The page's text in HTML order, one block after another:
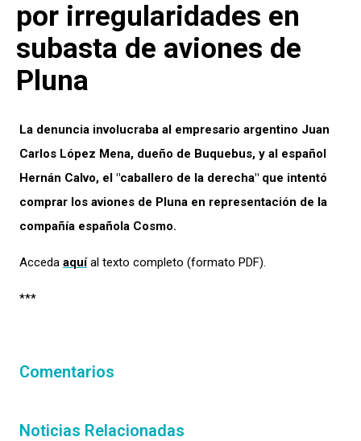
por irregularidades en
subasta de aviones de
Pluna
La denuncia involucraba al empresario argentino Juan
Carlos López Mena, dueño de Buquebus, y al español
Hernán Calvo, el "caballero de la derecha" que intentó
comprar los aviones de Pluna en representación de la
compañía española Cosmo.
Acceda aquíal texto completo (formato PDF).
***
Comentarios
Noticias Relacionadas